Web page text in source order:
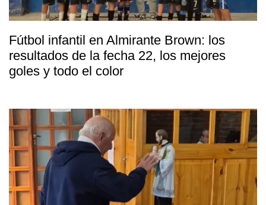
Fútbol infantil en Almirante Brown: los
resultados de la fecha 22, los mejores
goles y todo el color